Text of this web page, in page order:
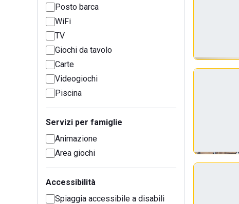
Posto barca
WiFi
TV
Giochi da tavolo
Carte
Videogiochi
Piscina
Servizi per famiglie
Animazione
Area giochi
Accessibilità
Spiaggia accessibile a disabili